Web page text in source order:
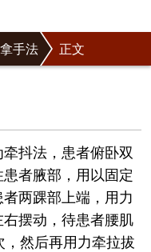
手法 正文
抖法，患者俯卧双
者腋部，用以固定
两踝部上端，用力
摆动，待患者腰肌
然后再用力牵拉拔